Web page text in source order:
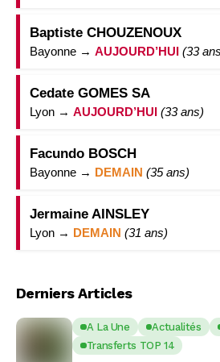
Baptiste CHOUZENOUX
Bayonne → AUJOURD’HUI (33
Cedate GOMES SA
Lyon → AUJOURD’HUI (33 ans)
Facundo BOSCH
Bayonne → DEMAIN (35 ans)
Jermaine AINSLEY
Lyon → DEMAIN (31 ans)
Derniers Articles
A La Une Actualités
Transferts TOP 14